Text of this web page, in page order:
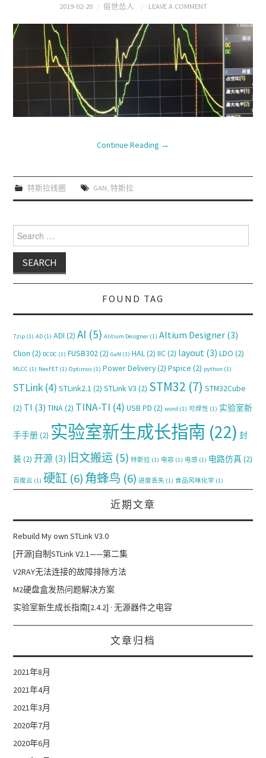
2019-02-20 俗世怂人 LEAVE A COMMENT
Continue Reading →
特斯拉线圈 GAN, 特斯拉
Search for:
FOUND TAG
7zip (1) AD (1) ADI (2) AI (5) Alitium Designer (1) Altium Designer (3)
Clion (2) DCDC (1) FUSB302(2) GaN (1) HAL(2) IIC(2) layout (3) LDO (2)
MLCC (1) NexFET (1) Optimos (1) Power Delivery(2) Pspice (2) python (1)
STLink (4) STLink2.1 (2) STLink V3 (2) STM32 (7) STM32Cube
(2) TI (3) TINA(2) TINA-TI (4) USB PD (2) word (1) 可焊性 (1) 实验室新
手手册(2) 实验室新生成长指南 (22) 封
装 (2) 开源 (3) 旧文搬运 (5) 特斯拉 (1) 电容 (1) 电感 (1) 电路仿真 (2)
百度云 (1) 硬缸 (6)角蜂鸟 (6) 进度丢失 (1) 食品风味化学 (1)
近期文章
Rebuild My own STLink V3.0
[开源]自制STLink V2.1——第二集
V2RAY无法连接的故障排除方法
M2硬盘盒发热问题解决方案
实验室新生成长指南[2.4.2] · 无源器件之电容
文章归档
2021年8月
2021年4月
2021年3月
2020年7月
2020年6月